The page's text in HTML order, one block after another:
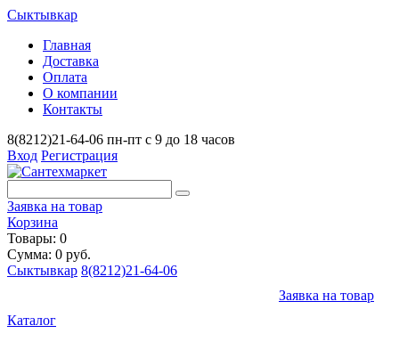
Сыктывкар
Главная
Доставка
Оплата
О компании
Контакты
8(8212)21-64-06 пн-пт с 9 до 18 часов
Вход Регистрация
Заявка на товар
Корзина
Товары: 0
Сумма: 0 руб.
Сыктывкар 8(8212)21-64-06
Заявка на товар
Каталог